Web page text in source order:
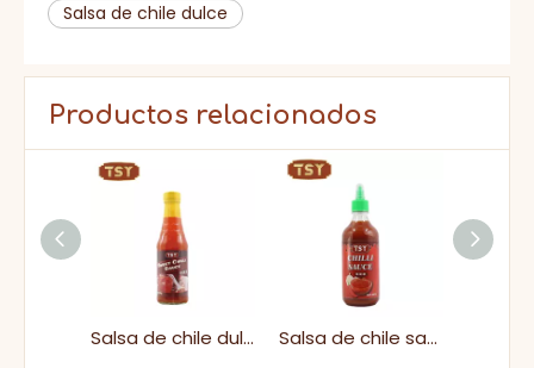
Salsa de chile dulce
Productos relacionados
Salsa de chile dulce Salsa de chile sabroso de plástico de plástico de restaurante halal